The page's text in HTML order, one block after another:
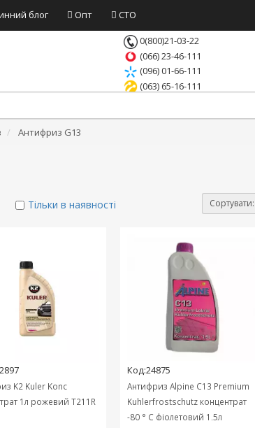
блог Опт СТО
0(800)21-03-22
(066) 23-46-111
(096) 01-66-111
(063) 65-16-111
Антифриз G13
Тільки в наявності Сортувати:
K2 Kuler Konc
1л рожевий T211R
Код:24875
Антифриз Alpine C13 Premium
Kuhlerfrostschutz концентрат
-80 ° C фіолетовий 1,5л